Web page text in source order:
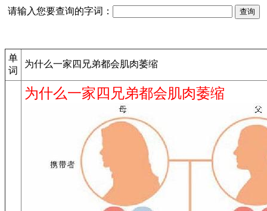
请输入您要查询的字词：
单
词
为什么一家四兄弟都会肌肉萎缩
为什么一家四兄弟都会肌肉萎缩